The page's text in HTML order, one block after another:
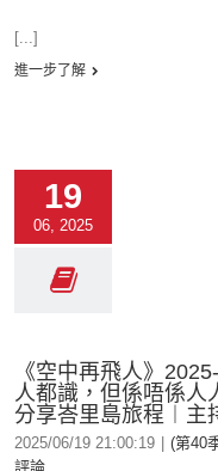
[...]
進一步了解
19
06, 2025
《空中再飛人》
人都識，但係唔係人
分享峇里島旅程︱主
2025/06/19 21:00:19 (第40
評論